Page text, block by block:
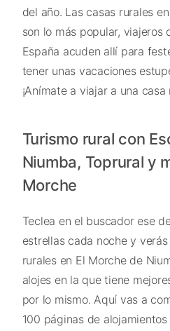
del año. Las casas rurales
son lo más popular, viajeros
España acuden allí para
tener unas vacaciones
¡Anímate a viajar a una
Turismo rural con
Niumba, Toprural y
Morche
Teclea en el buscador ese
estrellas cada noche y
rurales en El Morche de
alojes en la que tiene
por lo mismo. Aquí vas a
100 páginas de